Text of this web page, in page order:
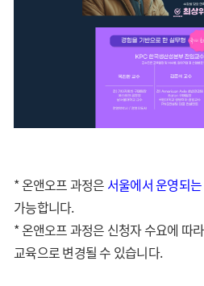
* 온앤오프 과정은 서울에서 운영되
가능합니다.
* 온앤오프 과정은 신청자 수요에 따
교육으로 변경될 수 있습니다.